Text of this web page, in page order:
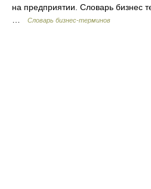
на предприятии. Словарь бизнес
Словарь бизнес-терминов